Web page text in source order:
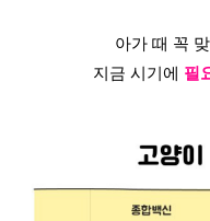
아가 때 꼭
지금 시기에 필